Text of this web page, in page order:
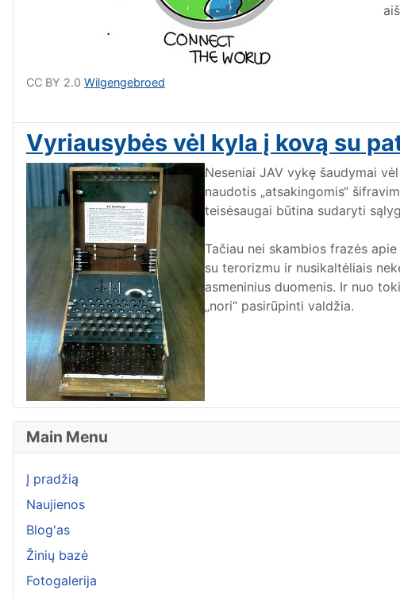
Main Menu
Į pradžią
Naujienos
Blog'as
Žinių bazė
Fotogalerija
CC BY 2.0 Wilgengebroed
Vyriausybės vėl kyla į kovą su
Neseniai JAV vykę šaudymai
naudotis „atsakingomis“
teisėsaugai būtina sudaryti
Tačiau nei skambios frazės
su terorizmu ir nusikaltėliais
asmeninius duomenis. Ir nuo
„nori“ pasirūpinti valdžia.